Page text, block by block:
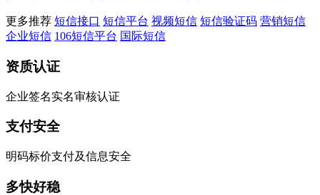
更多推荐 短信接口 短信平台 视频短信 短信验证码 营销短信
企业短信 106短信平台 国际短信
资质认证
企业签名实名审核认证
支付安全
明码标价支付及信息安全
多快好稳